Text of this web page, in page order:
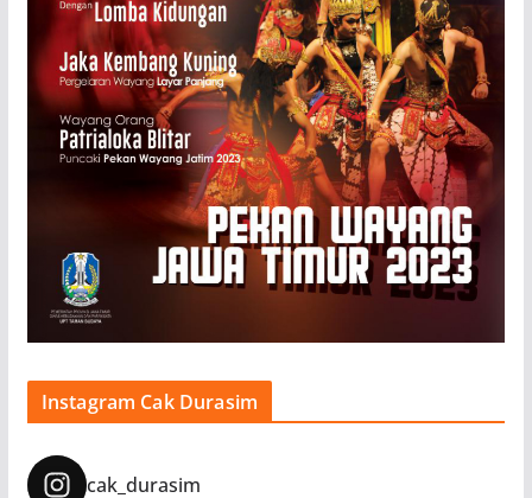
Instagram Cak Durasim
cak_durasim